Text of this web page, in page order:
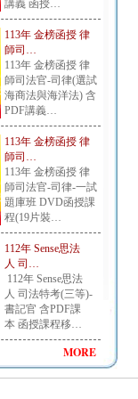
講義 函授…
113年 金榜函授 律
師司…
113年 金榜函授 律
師司法官-司律(選試
海商法與海洋法) 含
PDF講義…
113年 金榜函授 律
師司…
113年 金榜函授 律
師司法官-司律-一試
題庫班 DVD函授課
程(19片裝…
112年 Sense思法
人 司…
112年 Sense思法
人 司法特考(三等)-
書記官 含PDF課
本 函授課程移…
MORE